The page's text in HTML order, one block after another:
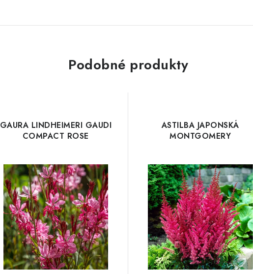
Podobné produkty
GAURA LINDHEIMERI GAUDI
COMPACT ROSE
ASTILBA JAPONSKÁ
MONTGOMERY